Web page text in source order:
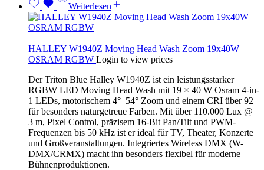
Weiterlesen
HALLEY W1940Z Moving Head Wash Zoom 19x40W
OSRAM RGBW Login to view prices
Der Triton Blue Halley W1940Z ist ein leistungsstarker
RGBW LED Moving Head Wash mit 19 × 40 W Osram 4-in-
1 LEDs, motorischem 4°–54° Zoom und einem CRI über 92
für besonders naturgetreue Farben. Mit über 110.000 Lux @
3 m, Pixel Control, präzisem 16-Bit Pan/Tilt und PWM-
Frequenzen bis 50 kHz ist er ideal für TV, Theater, Konzerte
und Großveranstaltungen. Integriertes Wireless DMX (W-
DMX/CRMX) macht ihn besonders flexibel für moderne
Bühnenproduktionen.